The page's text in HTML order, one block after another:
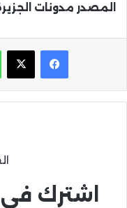
المصدر مدونات
اشترك في